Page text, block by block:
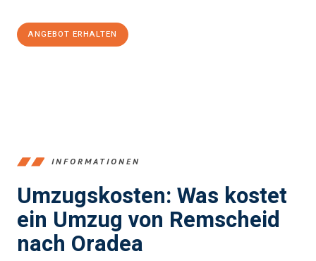
ANGEBOT ERHALTEN
INFORMATIONEN
Umzugskosten: Was kostet
ein Umzug von Remscheid
nach Oradea